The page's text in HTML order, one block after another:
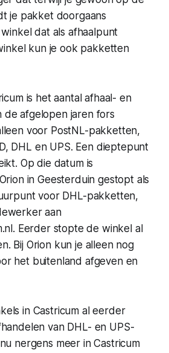
je pakket doorgaans
dat als afhaalpunt
kun je ook pakketten
is het aantal afhaal- en
afgelopen jaren fors
voor PostNL-pakketten,
DHL en UPS. Een dieptepunt
Op die datum is
in Geesterduin gestopt als
voor DHL-pakketten,
aan
. Eerder stopte de winkel al
Bij Orion kun je alleen nog
het buitenland afgeven en
in Castricum al eerder
van DHL- en UPS-
nergens meer in Castricum